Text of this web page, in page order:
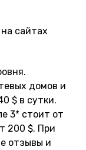
сайтах
домов и
$ в сутки.
3* стоит от
200 $. При
отзывы и